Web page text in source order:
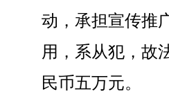
动，承担宣传推
用，系从犯，故
民币五万元。